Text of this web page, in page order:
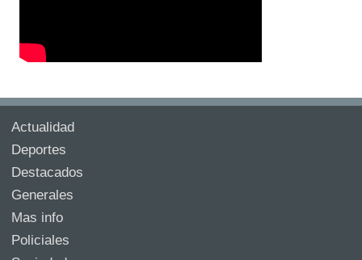
Actualidad
Deportes
Destacados
Generales
Mas info
Policiales